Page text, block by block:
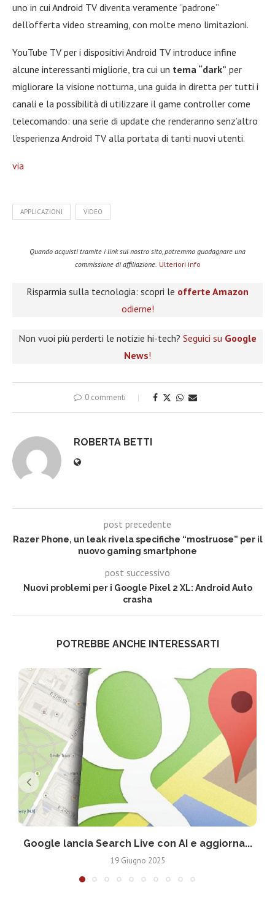
uno in cui Android TV diventa veramente “padrone”
dell’offerta video streaming, con molte meno limitazioni.
YouTube TV per i dispositivi Android TV introduce infine
alcune interessanti migliorie, tra cui un tema “dark” per
migliorare la visione notturna, una guida in diretta per tutti i
canali e la possibilità di utilizzare il game controller come
telecomando: una serie di update che renderanno senz’altro
l’esperienza Android TV alla portata di tanti nuovi utenti.
via
APPLICAZIONI VIDEO
Quando acquisti tramite i link sul nostro sito, potremmo guadagnare una
commissione di affiliazione. Ulteriori info
Risparmia sulla tecnologia: scopri le offerte Amazon
odierne!
Non vuoi più perderti le notizie hi-tech? Seguici su Google
News!
0 commenti
ROBERTA BETTI
post precedente
Razer Phone, un leak rivela specifiche “mostruose” per il
nuovo gaming smartphone
post successivo
Nuovi problemi per i Google Pixel 2 XL: Android Auto
crasha
POTREBBE ANCHE INTERESSARTI
Google lancia Search Live con AI e aggiorna...
19 Giugno 2025